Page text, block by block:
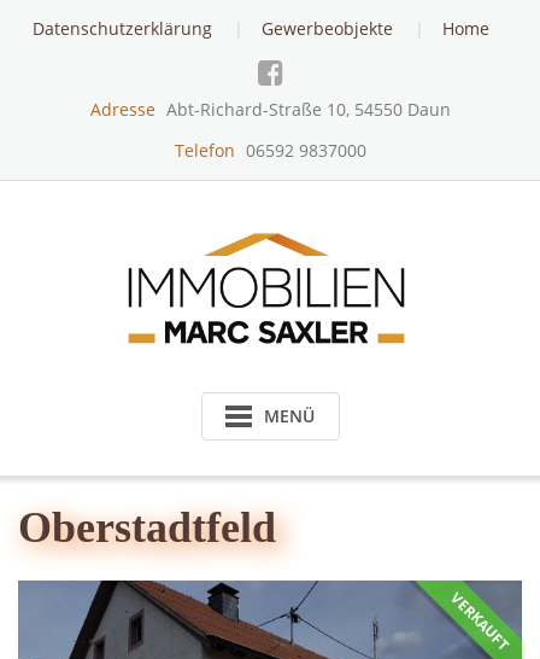
Datenschutzerklärung Gewerbeobjekte Home
Adresse Abt-Richard-Straße 10, 54550 Daun
Telefon 06592 9837000
MENÜ
Oberstadtfeld
VERKAUFT